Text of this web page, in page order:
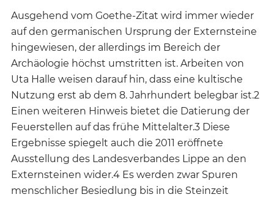
Ausgehend vom Goethe-Zitat wird immer wieder
auf den germanischen Ursprung der Externsteine
hingewiesen, der allerdings im Bereich der
Archäologie höchst umstritten ist. Arbeiten von
Uta Halle weisen darauf hin, dass eine kultische
Nutzung erst ab dem 8. Jahrhundert belegbar ist.2
Einen weiteren Hinweis bietet die Datierung der
Feuer­stellen auf das frühe Mittelalter.3 Diese
Ergebnisse spiegelt auch die 2011 eröffnete
Ausstellung des Landesverbandes Lippe an den
Externsteinen wider.4 Es werden zwar Spuren
menschlicher Besiedlung bis in die Steinzeit